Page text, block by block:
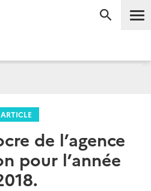
ARTICLE
de l’agence
pour l’année